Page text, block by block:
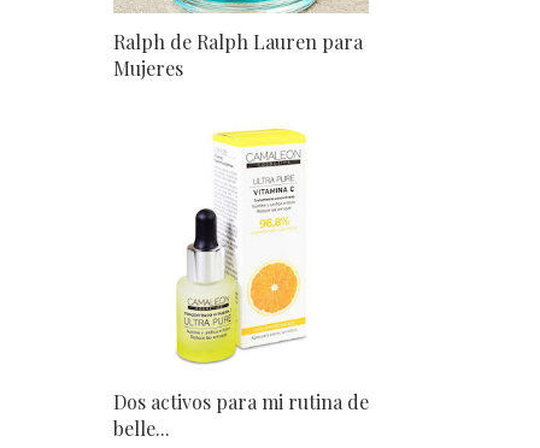
Ralph de Ralph Lauren para
Mujeres
Dos activos para mi rutina de
belle...